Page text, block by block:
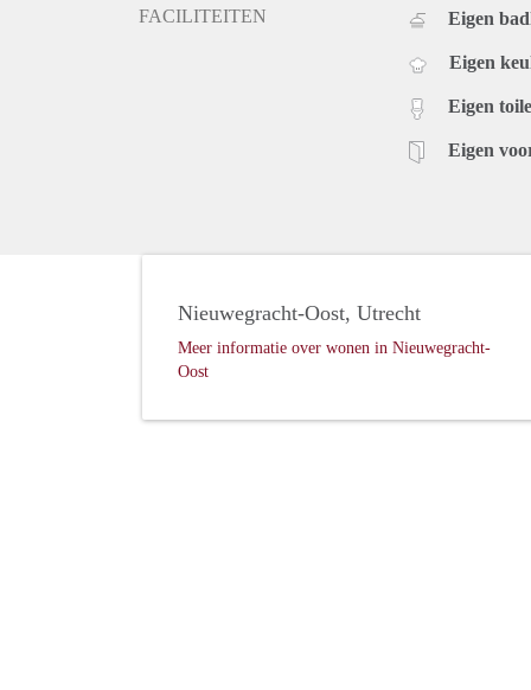
FACILITEITEN Eigen
Eigen
Eigen
Eigen
Nieuwegracht-Oost, Utrecht
Meer informatie over wonen in Nieuwegracht-
Oost